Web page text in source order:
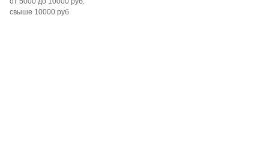
свыше 10000 руб